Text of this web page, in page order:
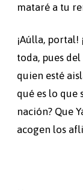
mataré a tu
¡Aúlla, portal!
toda, pues
quien esté
qué es lo que
nación? Que
acogen los